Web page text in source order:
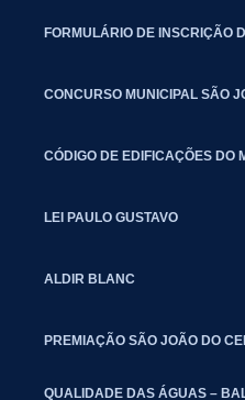
FORMULÁRIO DE INSCRIÇÃO
CONCURSO MUNICIPAL SÃO
CÓDIGO DE EDIFICAÇÕES DO
LEI PAULO GUSTAVO
ALDIR BLANC
PREMIAÇÃO SÃO JOÃO DO
QUALIDADE DAS ÁGUAS –